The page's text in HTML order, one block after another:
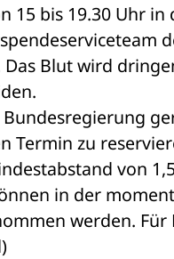
15 bis 19.30 Uhr in
Blut wird
Termin zu
von
in der
werden. Für